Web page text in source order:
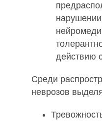
действию
Среди
неврозов